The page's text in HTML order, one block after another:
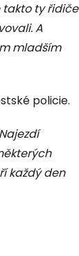
takto ty řidiče
A
mladším
policie.
každý den